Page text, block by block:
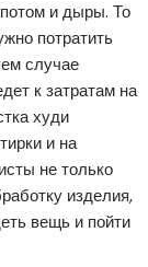
и дыры. То
потратить
случае
к затратам на
худи
и на
не только
изделия,
вещь и пойти